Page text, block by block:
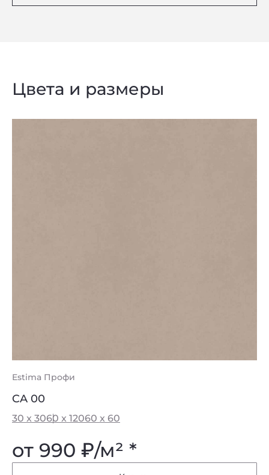
Цвета и размеры
Estima Профи
CA 00
30 x 3060 x 12060 x 60
от 990 ₽/м² *